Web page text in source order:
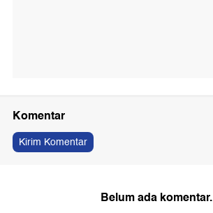
Komentar
Kirim Komentar
Belum ada komentar.